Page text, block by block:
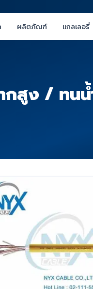
ผลิตภัณฑ์ แกลเลอรี่
สูง / ทนน้